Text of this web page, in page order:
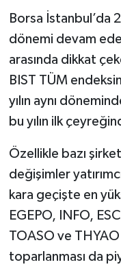
Borsa İstanbul’da
dönemi devam
arasında dikkat
BIST TÜM
yılın aynı
bu yılın ilk
Özellikle bazı
değişimler
kara geçişte en
EGEPO, INFO,
TOASO ve
toparlanması da